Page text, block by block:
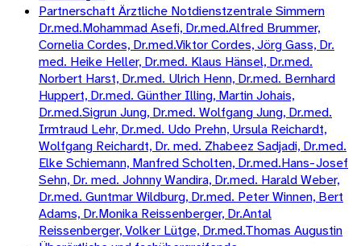
Partnerschaft Ärztliche Notdienstzentrale Simmern
Dr.med.Mohammad Asefi, Dr.med.Alfred Brummer,
Cornelia Cordes, Dr.med.Viktor Cordes, Jörg Gass, Dr.
med. Heike Heller, Dr.med. Klaus Hänsel, Dr.med.
Norbert Harst, Dr.med. Ulrich Henn, Dr.med. Bernhard
Huppert, Dr.med. Günther Illing, Martin Johais,
Dr.med.Sigrun Jung, Dr.med. Wolfgang Jung, Dr.med.
Irmtraud Lehr, Dr.med. Udo Prehn, Ursula Reichardt,
Wolfgang Reichardt, Dr. med. Zhabeez Sadjadi, Dr.med.
Elke Schiemann, Manfred Scholten, Dr.med.Hans-Josef
Sehn, Dr. med. Johnny Wandira, Dr.med. Harald Weber,
Dr.med. Guntmar Wildburg, Dr.med. Peter Winnen, Bert
Adams, Dr.Monika Reissenberger, Dr.Antal
Reissenberger, Volker Lütge, Dr.med.Thomas Augustin